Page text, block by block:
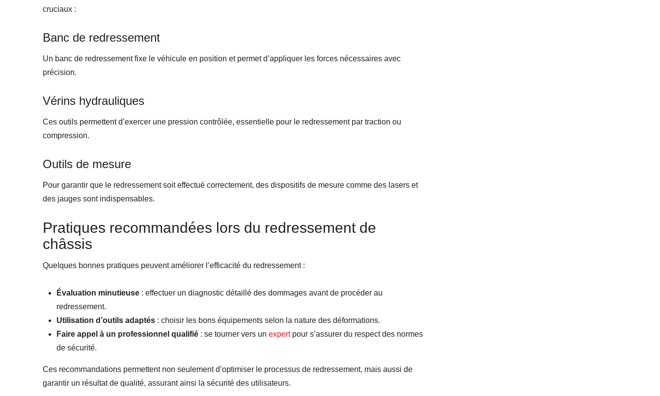
cruciaux :
Banc de redressement
Un banc de redressement fixe le véhicule en position et permet d’appliquer les forces nécessaires avec
précision.
Vérins hydrauliques
Ces outils permettent d’exercer une pression contrôlée, essentielle pour le redressement par traction ou
compression.
Outils de mesure
Pour garantir que le redressement soit effectué correctement, des dispositifs de mesure comme des lasers et
des jauges sont indispensables.
Pratiques recommandées lors du redressement de
châssis
Quelques bonnes pratiques peuvent améliorer l’efficacité du redressement :
Évaluation minutieuse : effectuer un diagnostic détaillé des dommages avant de procéder au
redressement.
Utilisation d’outils adaptés : choisir les bons équipements selon la nature des déformations.
Faire appel à un professionnel qualifié : se tourner vers un expertpour s’assurer du respect des normes
de sécurité.
Ces recommandations permettent non seulement d’optimiser le processus de redressement, mais aussi de
garantir un résultat de qualité, assurant ainsi la sécurité des utilisateurs.